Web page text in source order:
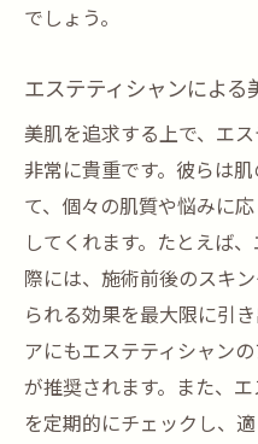
でしょう。
エステティシャンによる
美肌を追求する上で、エ
非常に貴重です。彼らは
て、個々の肌質や悩みに
してくれます。たとえば
際には、施術前後のスキ
られる効果を最大限に引
アにもエステティシャン
が推奨されます。また、
を定期的にチェックし、